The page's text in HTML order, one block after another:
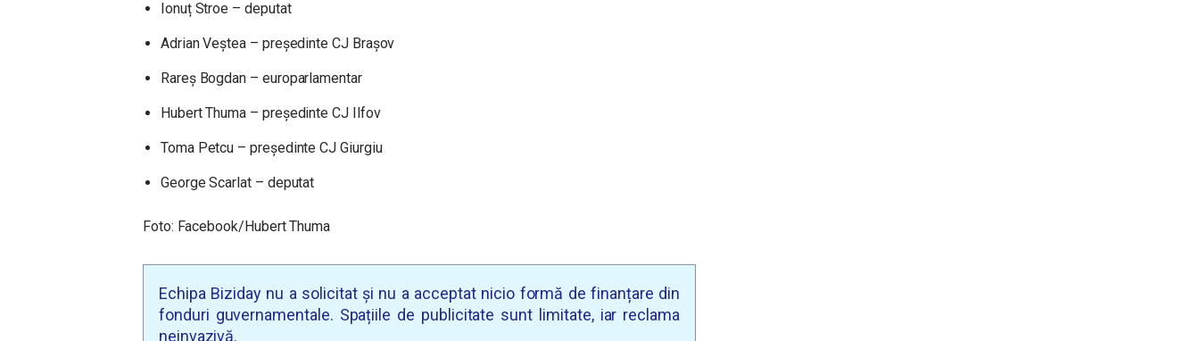
Ionuț Stroe – deputat
Adrian Veștea – președinte CJ Brașov
Rareș Bogdan – europarlamentar
Hubert Thuma – președinte CJ Ilfov
Toma Petcu – președinte CJ Giurgiu
George Scarlat – deputat
Foto: Facebook/Hubert Thuma
Echipa Biziday nu a solicitat și nu a acceptat nicio formă de finanțare din
fonduri guvernamentale. Spațiile de publicitate sunt limitate, iar reclama
neinvazivă.